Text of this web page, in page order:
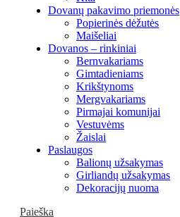
Dovanų pakavimo priemonės
Popierinės dėžutės
Maišeliai
Dovanos – rinkiniai
Bernvakariams
Gimtadieniams
Krikštynoms
Mergvakariams
Pirmajai komunijai
Vestuvėms
Žaislai
Paslaugos
Balionų užsakymas
Girliandų užsakymas
Dekoracijų nuoma
Paieška